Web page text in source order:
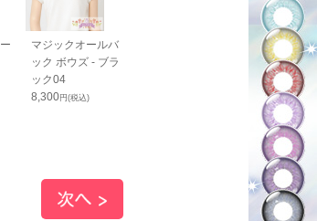
マジックオールバ
ック ボウズ - ブラ
ック04
8,300円(税込)
スマートウル
ブラック04
4,100円(税込)